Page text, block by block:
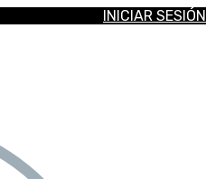
INICIAR SESIÓN